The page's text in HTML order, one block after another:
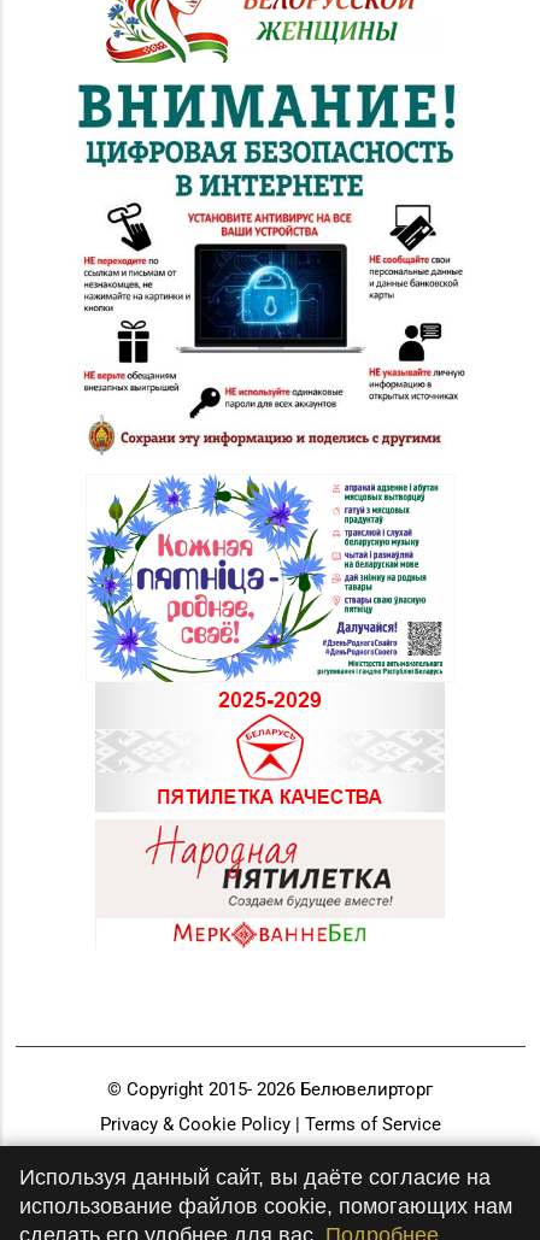
© Copyright 2015- 2026 Белювелирторг
Privacy & Cookie Policy | Terms of Service
Используя данный сайт, вы даёте согласие на
использование файлов cookie, помогающих нам
сделать его удобнее для вас. Подробнее